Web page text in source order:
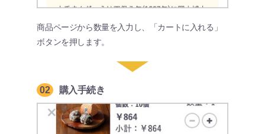
商品ページから数量を入力し、「カートに入れる」
ボタンを押します。
02 購入手続き